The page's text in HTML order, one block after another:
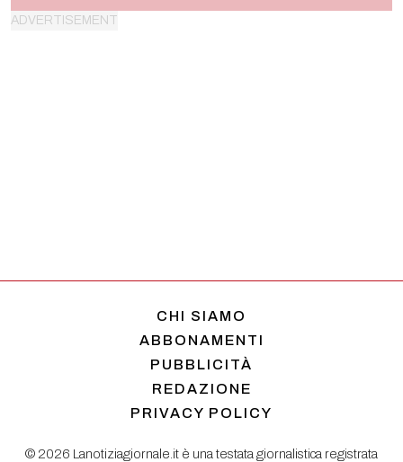
CHI SIAMO
ABBONAMENTI
PUBBLICITÀ
REDAZIONE
PRIVACY POLICY
© 2026 Lanotiziagiornale.it è una testata giornalistica registrata